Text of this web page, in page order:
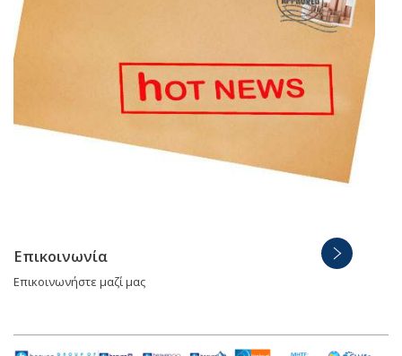
Επικοινωνία
Επικοινωνήστε μαζί μας